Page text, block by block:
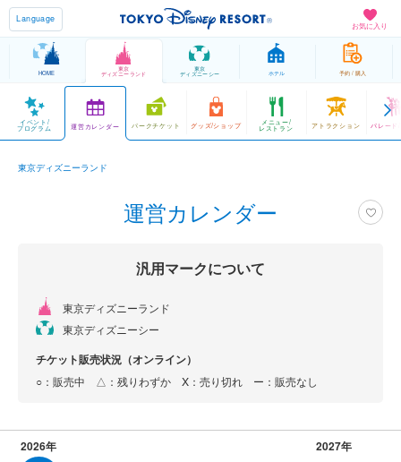
お気に入り
Language
HOME
東京
ディズニーランド
東京
ディズニーシー ホテル 予約 / 購入
イベント/
プログラム 運営カレンダー パークチケット グッズ/ショップ メニュー/
レストラン アトラクション パレード
東京ディズニーランド
運営カレンダー
汎用マークについて
東京ディズニーランド
東京ディズニーシー
チケット販売状況（オンライン）
○：販売中 △：残りわずか X：売り切れ ー：販売なし
2026年 2027年